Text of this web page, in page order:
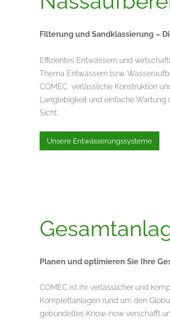
Filterung und Sandklassierung –
Effizientes Entwässern und
Thema Entwässern bzw.
COMEC verlässliche Konstruktion
Langlebigkeit und einfache
Sicht.
Unsere Entwässerungssysteme
Planen und optimieren Sie Ihre
COMEC ist Ihr verlässlicher und
Komplettanlagen rund um den
gebündeltes Know-how verschafft